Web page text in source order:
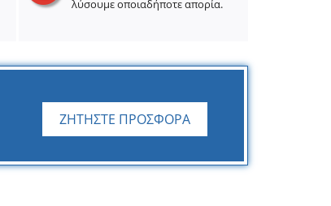
λύσουμε οποιαδήποτε απορία.
ΖΗΤΗΣΤΕ ΠΡΟΣΦΟΡΑ